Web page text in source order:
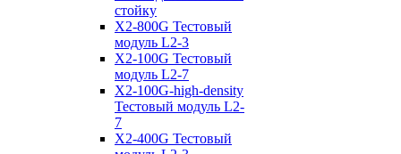
стойку
X2-800G Тестовый
модуль L2-3
X2-100G Тестовый
модуль L2-7
X2-100G-high-density
Тестовый модуль L2-
7
X2-400G Тестовый